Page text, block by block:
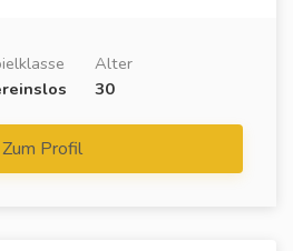
Alter
30
Zum Profil